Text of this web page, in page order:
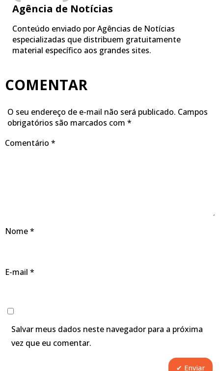
Agência de Notícias
Conteúdo enviado por Agências de Notícias
especializadas que distribuem gratuitamente
material específico aos grandes sites.
COMENTAR
O seu endereço de e-mail não será publicado. Campos
obrigatórios são marcados com *
Comentário *
Nome*
E-mail *
Salvar meus dados neste navegador para a próxima
vez que eu comentar.